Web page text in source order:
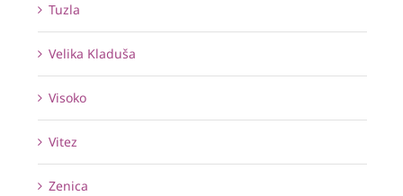
Tuzla
Velika Kladuša
Visoko
Vitez
Zenica